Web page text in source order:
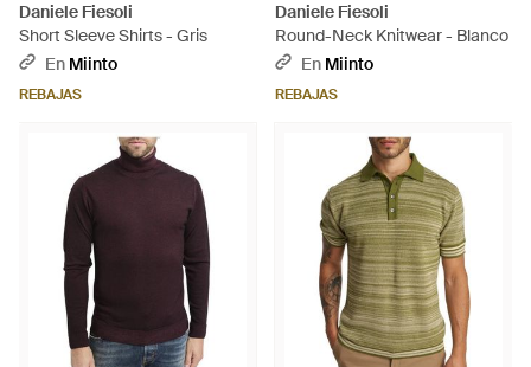
Daniele Fiesoli
Short Sleeve Shirts - Gris
En Miinto
REBAJAS
Daniele Fiesoli
Round-Neck Knitwear - Blanco
En Miinto
REBAJAS